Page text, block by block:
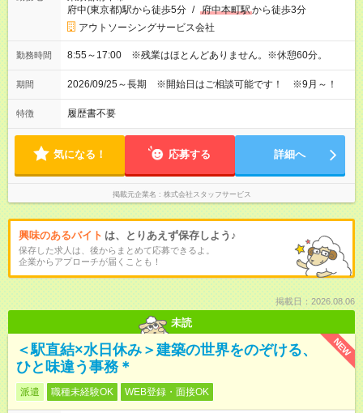
府中(東京都)駅から徒歩5分 / 府中本町駅から徒歩3分
アウトソーシングサービス会社
勤務時間 8:55～17:00 ※残業はほとんどありません。※休憩60分。
期間 2026/09/25～長期 ※開始日はご相談可能です！ ※9月～！
特徴 履歴書不要
気になる！ 応募する 詳細へ
掲載元企業名 株式会社スタッフサービス
興味のあるバイト は、とりあえず保存しよう♪
保存した求人は、後からまとめて応募できるよ。
企業からアプローチが届くことも！
掲載日：2026.08.06
未読
NEW
＜駅直結×水日休み＞建築の世界をのぞける、
ひと味違う事務＊
派遣 職種未経験OK WEB登録・面接OK